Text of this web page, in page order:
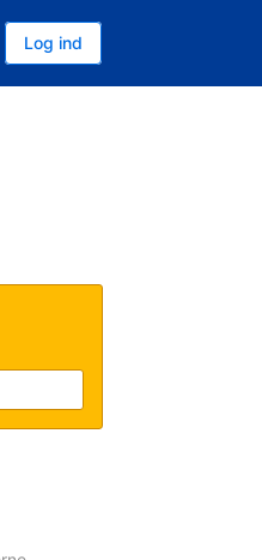
Log ind